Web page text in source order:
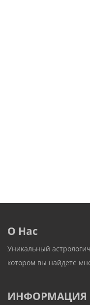
О Нас
Уникальный
котором вы найдете
ИНФОРМАЦИЯ